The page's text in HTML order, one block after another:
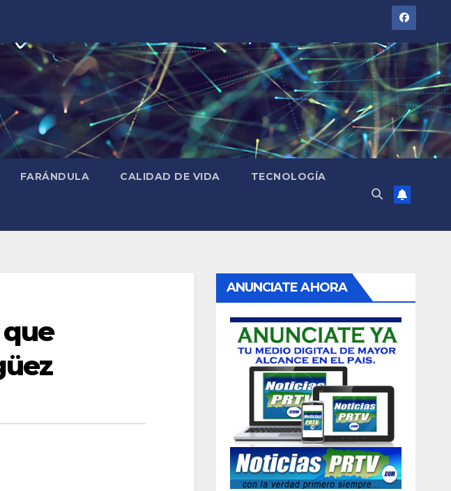
FARÁNDULA CALIDAD DE VIDA TECNOLOGÍA
ANUNCIATE AHORA